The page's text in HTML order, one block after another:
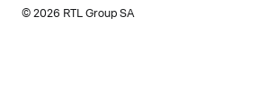
© 2026 RTL Group SA